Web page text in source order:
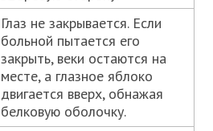
Глаз не закрывается. Если
больной пытается его
закрыть, веки остаются на
месте, а глазное яблоко
двигается вверх, обнажая
белковую оболочку.